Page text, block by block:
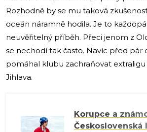
Rozhodně by se mu taková
oceán náramně hodila. Je to
neuvěřitelný příběh. Přeci jenom z
se nechodí tak často. Navíc před pár
pomáhal klubu zachraňovat
Jihlava.
Korupce a
Československá